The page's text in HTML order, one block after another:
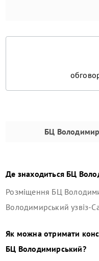
БЦ
Де знаходиться БЦ
Розміщення БЦ
Володимирський узвіз-
Як можна отримати
БЦ Володимирський?